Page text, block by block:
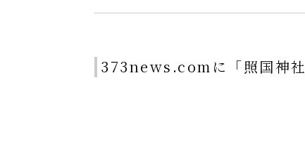
373news.comに「照国神